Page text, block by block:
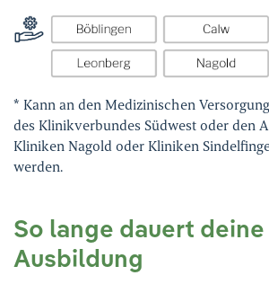
* Kann an den Medizinischen
des Klinikverbundes Südwest oder den
Kliniken Nagold oder Kliniken
werden.
So lange dauert deine
Ausbildung